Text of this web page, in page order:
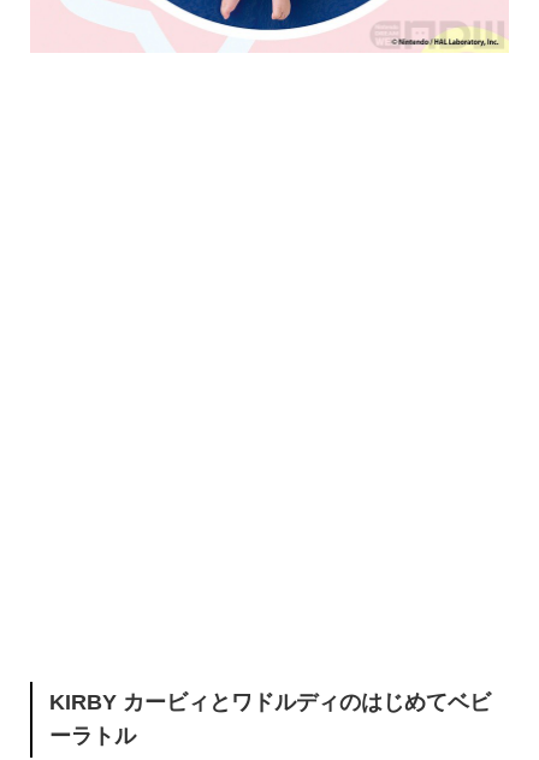
KIRBY カービィとワドルディのはじめてベビ
ーラトル